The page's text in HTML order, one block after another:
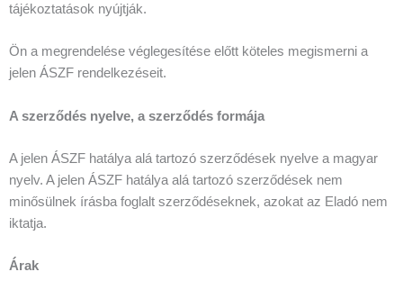
tájékoztatások nyújtják.
Ön a megrendelése véglegesítése előtt köteles megismerni a
jelen ÁSZF rendelkezéseit.
A szerződés nyelve, a szerződés formája
A jelen ÁSZF hatálya alá tartozó szerződések nyelve a magyar
nyelv. A jelen ÁSZF hatálya alá tartozó szerződések nem
minősülnek írásba foglalt szerződéseknek, azokat az Eladó nem
iktatja.
Árak